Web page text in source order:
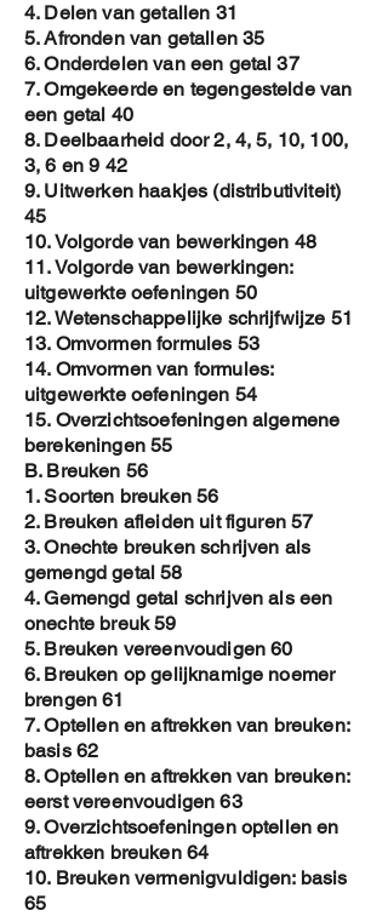
Om de PDF te verkrijgen :
1. Koop de cover aan
2. Na betaling , stuur een email naar
Jozef.aerts@proximus.be
3. In de mail , vermeld de naam van de
persoon die wilt gebruik maken van het
E-book
4. In de PDF file voeg ik de naam dan toe
aan
a. het watermerk
b. de hoofding op elke pagina
c. op de eerste pagina
5. Dan stuur ik je je gepersonaliseerde
copy op met email
Op deze manier krijg je een
gepersonaliseerde copy en is het
auteursrecht beter gewaarborgd .
Toch vraag ik je om de E-book NIET
ROND TE DELEN
4. Delen van getallen 31
5. Afronden van getallen 35
6. Onderdelen van een getal 37
7. Omgekeerde en tegengestelde van
een getal 40
8. Deelbaarheid door 2, 4, 5, 10, 100,
3, 6 en 9 42
9. Uitwerken haakjes (distributiviteit)
45
10. Volgorde van bewerkingen 48
11. Volgorde van bewerkingen:
uitgewerkte oefeningen 50
12. Wetenschappelijke schrijfwijze 51
13. Omvormen formules 53
14. Omvormen van formules:
uitgewerkte oefeningen 54
15. Overzichtsoefeningen algemene
berekeningen 55
B. Breuken 56
1. Soorten breuken 56
2. Breuken afleiden uit figuren 57
3. Onechte breuken schrijven als
gemengd getal 58
4. Gemengd getal schrijven als een
onechte breuk 59
5. Breuken vereenvoudigen 60
6. Breuken op gelijknamige noemer
brengen 61
7. Optellen en aftrekken van breuken:
basis 62
8. Optellen en aftrekken van breuken:
eerst vereenvoudigen 63
9. Overzichtsoefeningen optellen en
aftrekken breuken 64
10. Breuken vermenigvuldigen: basis
65